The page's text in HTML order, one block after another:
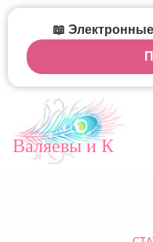
Валяевы и К
📖